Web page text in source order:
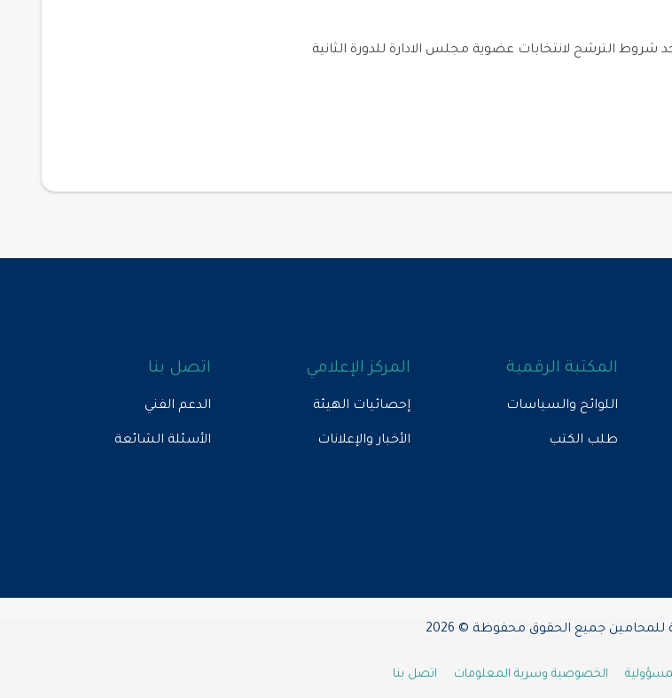
شروط الترشح لانتخابات عضوية مجلس الادارة للدورة الثانية
المكتبة الرقمية
اللوائح والسياسات
طلب الكتب
المركز الإعلامي
إحصائيات الهيئة
الأخبار والإعلانات
اتصل بنا
الدعم الفني
الأسئلة الشائعة
للمحامين جميع الحقوق محفوظة © 2026
الخصوصية وسرية المعلومات اتصل بنا